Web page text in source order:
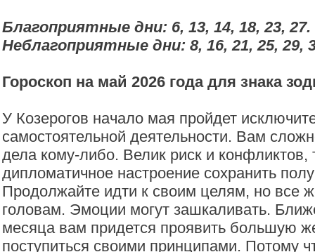
Благоприятные дни: 6, 13, 14, 18, 23, 27.
Неблагоприятные дни: 8, 16, 21, 25, 29,
Гороскоп на май 2026 года для знака
У Козерогов начало мая пройдет
самостоятельной деятельности. Вам
дела кому-либо. Велик риск и конфликтов,
дипломатичное настроение сохранить
Продолжайте идти к своим целям, но все
головам. Эмоции могут зашкаливать.
месяца вам придется проявить большую
поступиться своими принципами. Потому